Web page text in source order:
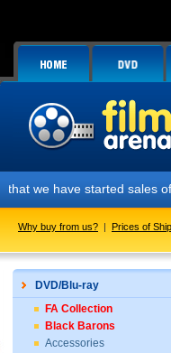
sales of the FAC
Why buy from us? | Prices of
DVD/Blu-ray
FA Collection
Black Barons
Accessories